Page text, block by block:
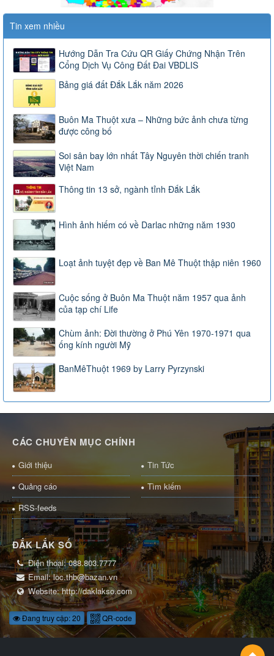
Tin xem nhiều
Hướng Dẫn Tra Cứu QR Giấy Chứng Nhận Trên
Cổng Dịch Vụ Công Đất Đai VBDLIS
Bảng giá đất Đắk Lắk năm 2026
Buôn Ma Thuột xưa – Những bức ảnh chưa từng
được công bố
Soi sân bay lớn nhất Tây Nguyên thời chiến tranh
Việt Nam
Thông tin 13 sở, ngành tỉnh Đắk Lắk
Hình ảnh hiếm có về Darlac những năm 1930
Loạt ảnh tuyệt đẹp về Ban Mê Thuột thập niên 1960
Cuộc sống ở Buôn Ma Thuột năm 1957 qua ảnh
của tạp chí Life
Chùm ảnh: Đời thường ở Phú Yên 1970-1971 qua
ống kính người Mỹ
BanMêThuột 1969 by Larry Pyrzynski
CÁC CHUYÊN MỤC CHÍNH
Giới thiệu
Tin Tức
Quảng cáo
Tìm kiếm
RSS-feeds
ĐẮK LẮK SỐ
Điện thoại:088.803.7777
Email:loc.thb@bazan.vn
Website:http://daklakso.com
Đang truy cập: 20 QR-code